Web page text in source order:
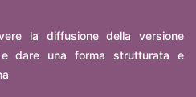
la diffusione della versione
dare una forma strutturata e